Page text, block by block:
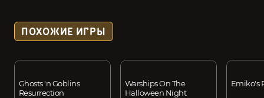
ПОХОЖИЕ ИГРЫ
Ghosts 'n Goblins
Resurrection
Warships On The
Halloween Night
Emiko's